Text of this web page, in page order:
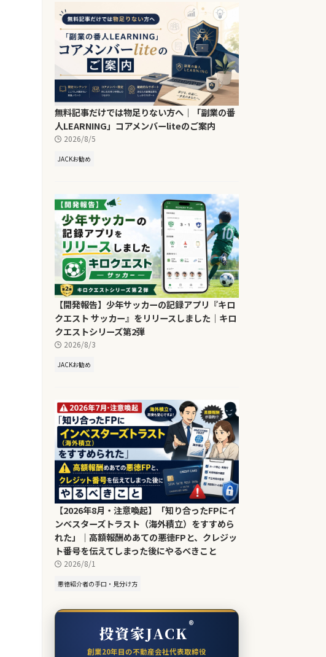
無料記事だけでは物足りない方へ｜「副業の番
人LEARNING」コアメンバーliteのご案内
2026/8/5
JACKお勧め
【開発報告】少年サッカーの記録アプリ『キロ
クエスト サッカー』をリリースしました｜キロ
クエストシリーズ第2弾
2026/8/3
JACKお勧め
【2026年8月・注意喚起】「知り合ったFPにイ
ンベスターズトラスト（海外積立）をすすめら
れた」｜高額報酬めあての悪徳FPと、クレジッ
ト番号を伝えてしまった後にやるべきこと
2026/8/1
悪徳紹介者の手口・見分け方
投資家JACK®
創業20年目の不動産会社代表取締役